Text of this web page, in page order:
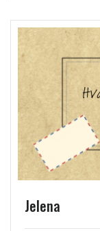
Jelena